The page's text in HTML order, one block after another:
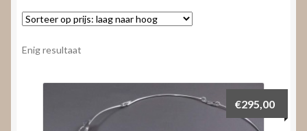
Video’s
Enig resultaat
€295,00